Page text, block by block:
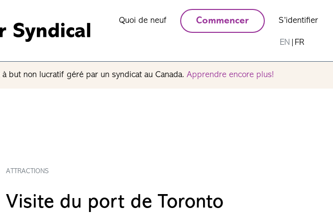
Quoi de neuf Commencer S’identifier
EN FR
but non lucratif géré par un syndicat au Canada. Apprendre encore plus!
ATTRACTIONS
Visite du port de Toronto